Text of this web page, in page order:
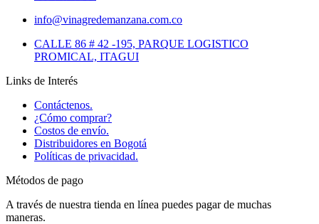
info@vinagredemanzana.com.co
CALLE 86 # 42 -195, PARQUE LOGISTICO
PROMICAL, ITAGUI
Links de Interés
Contáctenos.
¿Cómo comprar?
Costos de envío.
Distribuidores en Bogotá
Políticas de privacidad.
Métodos de pago
A través de nuestra tienda en línea puedes pagar de muchas
maneras.